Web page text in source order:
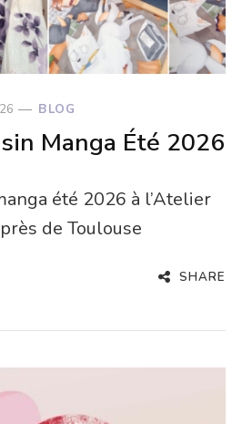
BLOG
Manga Été 2026
été 2026 à l’Atelier
de Toulouse
SHARE